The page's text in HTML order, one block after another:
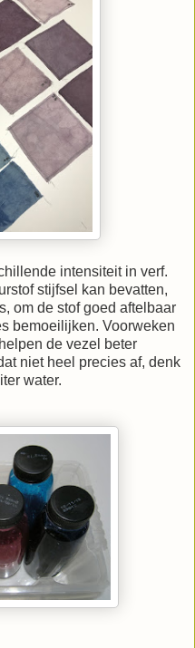
intensiteit in verf.
stijfsel kan bevatten,
om de stof goed aftelbaar
bemoeilijken. Voorweken
de vezel beter
niet heel precies af, denk
water.